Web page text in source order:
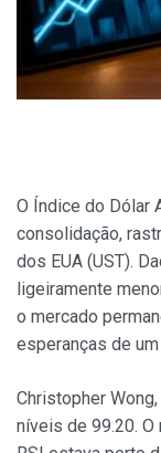
O Índice do Dólar
consolidação,
dos EUA (UST).
ligeiramente
o mercado
esperanças de
Christopher
níveis de 99.20.